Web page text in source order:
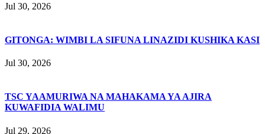
Jul 30, 2026
GITONGA: WIMBI LA SIFUNA LINAZIDI KUSHIKA KASI
Jul 30, 2026
TSC YAAMURIWA NA MAHAKAMA YA AJIRA
KUWAFIDIA WALIMU
Jul 29, 2026